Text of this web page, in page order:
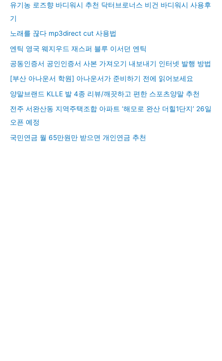
유기농 로즈향 바디워시 추천 닥터브로너스 비건 바디워시 사용후
기
노래를 끊다 mp3direct cut 사용법
엔틱 영국 웨지우드 재스퍼 블루 이서던 엔틱
공동인증서 공인인증서 사본 가져오기 내보내기 인터넷 발행 방법
[부산 아나운서 학원] 아나운서가 준비하기 전에 읽어보세요
양말브랜드 KLLE 발 4종 리뷰/깨끗하고 편한 스포츠양말 추천
전주 서완산동 지역주택조합 아파트 ‘해모로 완산 더힐1단지’ 26일
오픈 예정
국민연금 월 65만원만 받으면 개인연금 추천